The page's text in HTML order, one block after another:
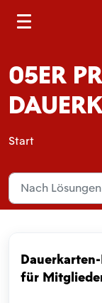
05ER
Start
für